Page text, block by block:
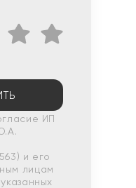
ИП
и его
лицам